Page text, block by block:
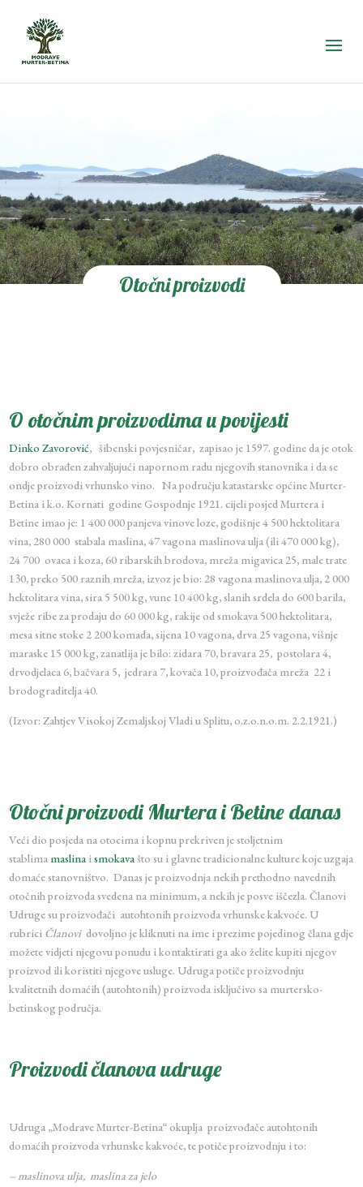
Otočni proizvodi
O otočnim proizvodima u povijesti
Dinko Zavorović, šibenski povjesničar, zapisao je 1597. godine da je otok
dobro obrađen zahvaljujući napornom radu njegovih stanovnika i da se
ondje proizvodi vrhunsko vino. Na području katastarske općine Murter-
Betina i k.o. Kornati godine Gospodnje 1921. cijeli posjed Murtera i
Betine imao je: 1 400 000 panjeva vinove loze, godišnje 4 500 hektolitara
vina, 280 000 stabala maslina, 47 vagona maslinova ulja (ili 470 000 kg),
24 700 ovaca i koza, 60 ribarskih brodova, mreža migavica 25, male trate
130, preko 500 raznih mreža, izvoz je bio: 28 vagona maslinova ulja, 2 000
hektolitara vina, sira 5 500 kg, vune 10 400 kg, slanih srdela do 600 barila,
svježe ribe za prodaju do 60 000 kg, rakije od smokava 500 hektolitara,
mesa sitne stoke 2 200 komada, sijena 10 vagona, drva 25 vagona, višnje
maraske 15 000 kg, zanatlija je bilo: zidara 70, bravara 25, postolara 4,
drvodjelaca 6, bačvara 5, jedrara 7, kovača 10, proizvođača mreža 22 i
brodograditelja 40.
(Izvor: Zahtjev Visokoj Zemaljskoj Vladi u Splitu, o.z.o.n.o.m. 2.2.1921.)
Otočni proizvodi Murtera i Betine danas
Veći dio posjeda na otocima i kopnu prekriven je stoljetnim
stablima maslinaismokavašto su i glavne tradicionalne kulture koje uzgaja
domaće stanovništvo. Danas je proizvodnja nekih prethodno navednih
otočnih proizvoda svedena na minimum, a nekih je posve iščezla. Članovi
Udruge su proizvođači autohtonih proizvoda vrhunske kakvoće. U
rubrici Članovidovoljno je kliknuti na ime i prezime pojedinog člana gdje
možete vidjeti njegovu ponudu i kontaktirati ga ako želite kupiti njegov
proizvod ili koristiti njegove usluge. Udruga potiče proizvodnju
kvalitetnih domaćih (autohtonih) proizvoda isključivo sa murtersko-
betinskog područja.
Proizvodi članova udruge
Udruga „Modrave Murter-Betina“ okuplja proizvođače autohtonih
domaćih proizvoda vrhunske kakvoće, te potiče proizvodnju i to:
– maslinova ulja, maslina za jelo